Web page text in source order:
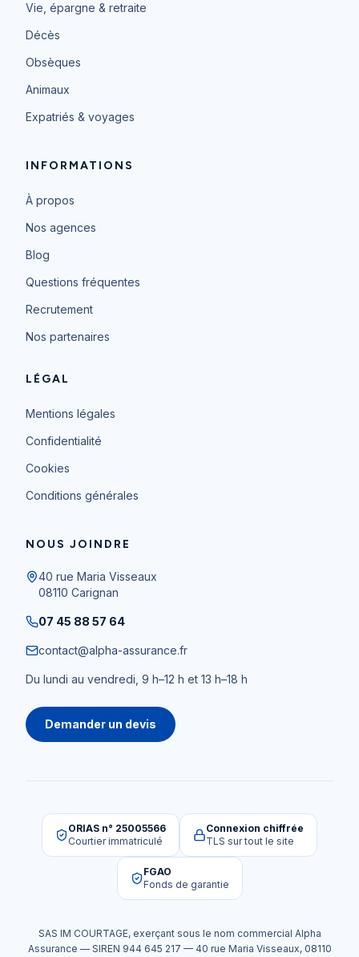
Vie, épargne & retraite
Décès
Obsèques
Animaux
Expatriés & voyages
INFORMATIONS
À propos
Nos agences
Blog
Questions fréquentes
Recrutement
Nos partenaires
LÉGAL
Mentions légales
Confidentialité
Cookies
Conditions générales
NOUS JOINDRE
40 rue Maria Visseaux
08110 Carignan
07 45 88 57 64
contact@alpha-assurance.fr
Du lundi au vendredi, 9 h–12 h et 13 h–18 h
Demander un devis
ORIAS n° 25005566
Courtier immatriculé
Connexion chiffrée
TLS sur tout le site
FGAO
Fonds de garantie
SAS IM COURTAGE, exerçant sous le nom commercial Alpha
Assurance — SIREN 944 645 217 — 40 rue Maria Visseaux, 08110